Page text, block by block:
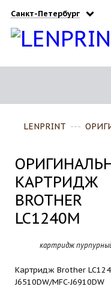
Санкт-Петербург
LENPRINT ---
КАРТРИДЖ
BROTHER
LC1240M
картридж
Картридж Brother
J6510DW/­MFC-J6910DW